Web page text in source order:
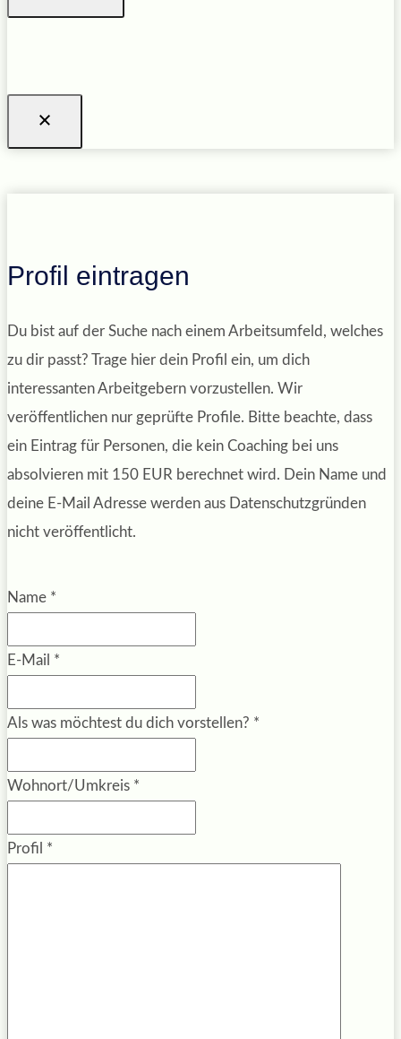
Profil eintragen
Du bist auf der Suche nach einem Arbeitsumfeld, welches
zu dir passt? Trage hier dein Profil ein, um dich
interessanten Arbeitgebern vorzustellen. Wir
veröffentlichen nur geprüfte Profile. Bitte beachte, dass
ein Eintrag für Personen, die kein Coaching bei uns
absolvieren mit 150 EUR berechnet wird. Dein Name und
deine E-Mail Adresse werden aus Datenschutzgründen
nicht veröffentlicht.
Name *
E-Mail *
Als was möchtest du dich vorstellen? *
Wohnort/Umkreis *
Profil *